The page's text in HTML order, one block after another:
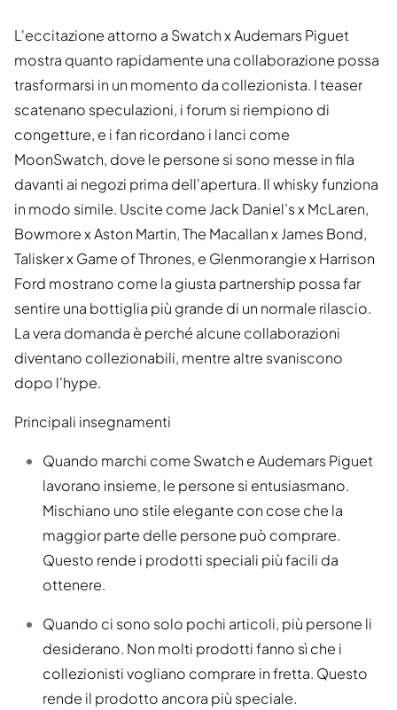
L'eccitazione attorno a Swatch x Audemars Piguet
mostra quanto rapidamente una collaborazione possa
trasformarsi in un momento da collezionista. I teaser
scatenano speculazioni, i forum si riempiono di
congetture, e i fan ricordano i lanci come
MoonSwatch, dove le persone si sono messe in fila
davanti ai negozi prima dell'apertura. Il whisky funziona
in modo simile. Uscite come Jack Daniel’s x McLaren,
Bowmore x Aston Martin, The Macallan x James Bond,
Talisker x Game of Thrones, e Glenmorangie x Harrison
Ford mostrano come la giusta partnership possa far
sentire una bottiglia più grande di un normale rilascio.
La vera domanda è perché alcune collaborazioni
diventano collezionabili, mentre altre svaniscono
dopo l'hype.
Principali insegnamenti
Quando marchi come Swatch e Audemars Piguet
lavorano insieme, le persone si entusiasmano.
Mischiano uno stile elegante con cose che la
maggior parte delle persone può comprare.
Questo rende i prodotti speciali più facili da
ottenere.
Quando ci sono solo pochi articoli, più persone li
desiderano. Non molti prodotti fanno sì che i
collezionisti vogliano comprare in fretta. Questo
rende il prodotto ancora più speciale.